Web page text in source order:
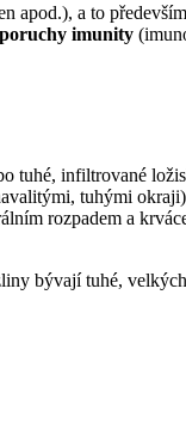
apod.), a to
poruchy imunity
tuhé, infiltrované
tuhými
rozpadem a
bývají tuhé,